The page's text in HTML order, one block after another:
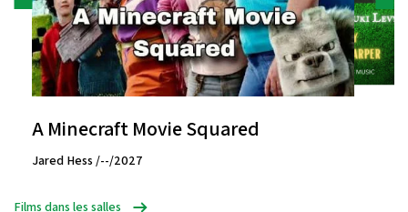
A Minecraft Movie Squared
Jared Hess /--/2027
Films dans les salles